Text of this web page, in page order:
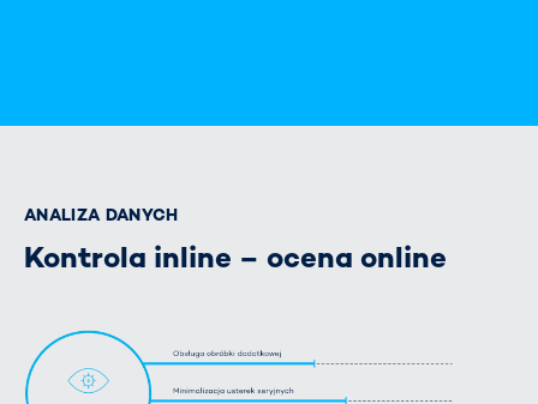
ANALIZA DANYCH
Kontrola inline – ocena online